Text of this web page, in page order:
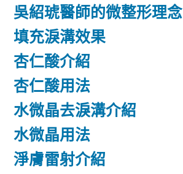
吳紹琥醫師的微整形理念
填充淚溝效果
杏仁酸介紹
杏仁酸用法
水微晶去淚溝介紹
水微晶用法
淨膚雷射介紹